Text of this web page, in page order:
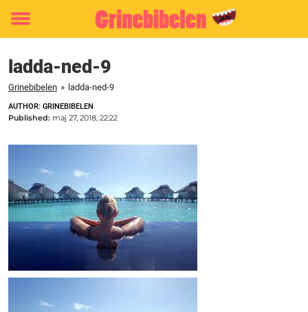
Toggle
ladda-ned-9
Grinebibelen » ladda-ned-9
AUTHOR: GRINEBIBELEN
Published: maj 27, 2018, 22:22